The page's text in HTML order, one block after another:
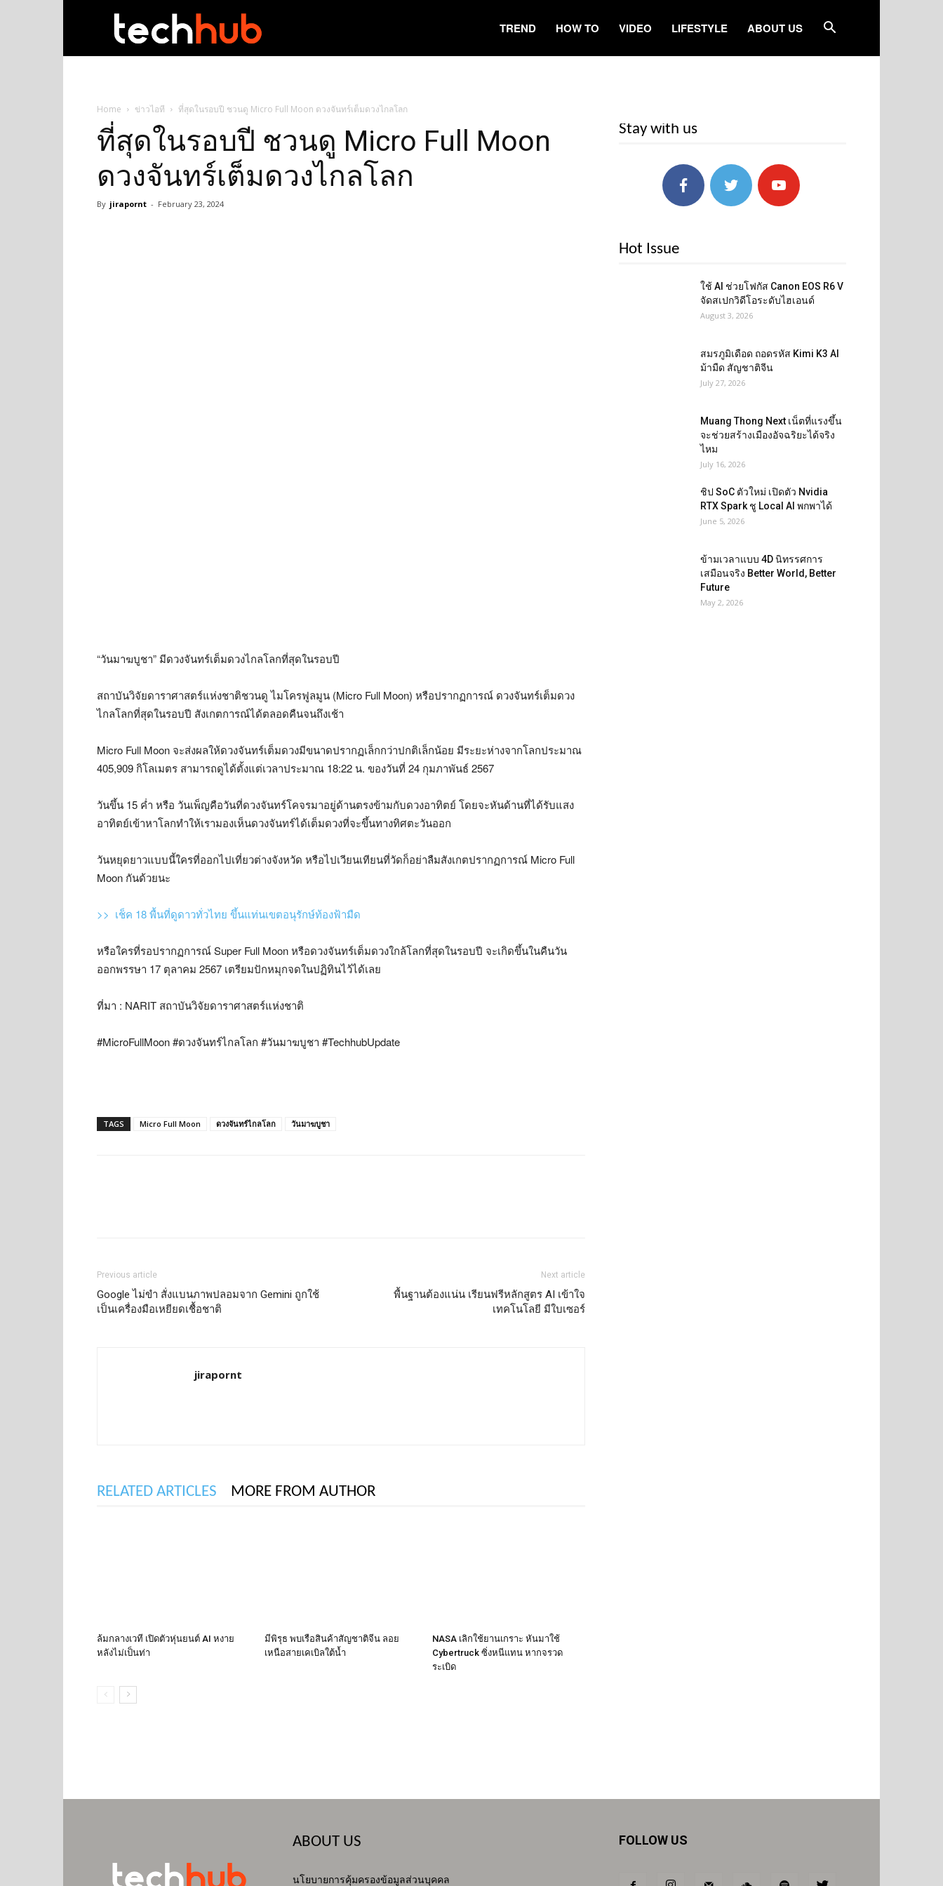
TREND HOW TO VIDEO LIFESTYLE ABOUT US
Home ข่าวไอที ที่สุดในรอบปี ชวนดู Micro Full Moon ดวงจันทร์เต็มดวงไกลโลก
ที่สุดในรอบปี ชวนดู Micro Full Moon
ดวงจันทร์เต็มดวงไกลโลก
By jirapornt - February 23, 2024
“วันมาฆบูชา” มีดวงจันทร์เต็มดวงไกลโลกที่สุดในรอบปี
สถาบันวิจัยดาราศาสตร์แห่งชาติชวนดู ไมโครฟูลมูน (Micro Full Moon) หรือปรากฏการณ์ ดวงจันทร์เต็มดวง
ไกลโลกที่สุดในรอบปี สังเกตการณ์ได้ตลอดคืนจนถึงเช้า
Micro Full Moon จะส่งผลให้ดวงจันทร์เต็มดวงมีขนาดปรากฏเล็กกว่าปกติเล็กน้อย มีระยะห่างจากโลกประมาณ
405,909 กิโลเมตร สามารถดูได้ตั้งแต่เวลาประมาณ 18:22 น. ของวันที่ 24 กุมภาพันธ์ 2567
วันขึ้น 15 ค่ำ หรือ วันเพ็ญคือวันที่ดวงจันทร์โคจรมาอยู่ด้านตรงข้ามกับดวงอาทิตย์ โดยจะหันด้านที่ได้รับแสง
อาทิตย์เข้าหาโลกทำให้เรามองเห็นดวงจันทร์ได้เต็มดวงที่จะขึ้นทางทิศตะวันออก
วันหยุดยาวแบบนี้ใครที่ออกไปเที่ยวต่างจังหวัด หรือไปเวียนเทียนที่วัดก็อย่าลืมสังเกตปรากฏการณ์ Micro Full
Moon กันด้วยนะ
>> เช็ค 18 พื้นที่ดูดาวทั่วไทย ขึ้นแท่นเขตอนุรักษ์ท้องฟ้ามืด
หรือใครที่รอปรากฏการณ์ Super Full Moon หรือดวงจันทร์เต็มดวงใกล้โลกที่สุดในรอบปี จะเกิดขึ้นในคืนวัน
ออกพรรษา 17 ตุลาคม 2567 เตรียมปักหมุกจดในปฏิทินไว้ได้เลย
ที่มา : NARIT สถาบันวิจัยดาราศาสตร์แห่งชาติ
#MicroFullMoon #ดวงจันทร์ไกลโลก #วันมาฆบูชา #TechhubUpdate
TAGS Micro Full Moon ดวงจันทร์ไกลโลก วันมาฆบูชา
Previous article
Google ไม่ขำ สั่งแบนภาพปลอมจาก Gemini ถูกใช้
เป็นเครื่องมือเหยียดเชื้อชาติ
Next article
พื้นฐานต้องแน่น เรียนฟรีหลักสูตร AI เข้าใจ
เทคโนโลยี มีใบเซอร์
jirapornt
RELATED ARTICLES MORE FROM AUTHOR
ล้มกลางเวที เปิดตัวหุ่นยนต์ AI หงาย
หลังไม่เป็นท่า
มีพิรุธ พบเรือสินค้าสัญชาติจีน ลอย
เหนือสายเคเบิลใต้น้ำ
NASA เลิกใช้ยานเกราะ หันมาใช้
Cybertruck ซิ่งหนีแทน หากจรวด
ระเบิด
Stay with us
Hot Issue
ใช้ AI ช่วยโฟกัส Canon EOS R6 V
จัดสเปกวิดีโอระดับไฮเอนด์
August 3, 2026
สมรภูมิเดือด ถอดรหัส Kimi K3 AI
ม้ามืด สัญชาติจีน
July 27, 2026
Muang Thong Next เน็ตที่แรงขึ้น
จะช่วยสร้างเมืองอัจฉริยะได้จริง
ไหม
July 16, 2026
ชิป SoC ตัวใหม่ เปิดตัว Nvidia
RTX Spark ชู Local AI พกพาได้
June 5, 2026
ข้ามเวลาแบบ 4D นิทรรศการ
เสมือนจริง Better World, Better
Future
May 2, 2026
ABOUT US
นโยบายการคุ้มครองข้อมูลส่วนบุคคล
FOLLOW US